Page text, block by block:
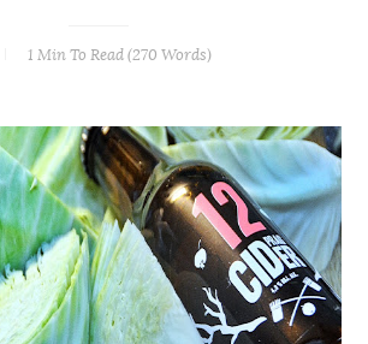
1 MinTo Read (270 Words)